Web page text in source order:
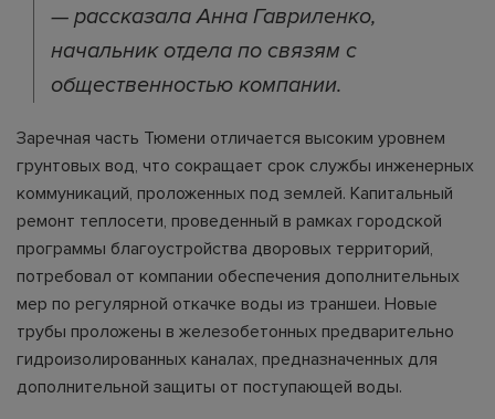
— рассказала Анна Гавриленко,
начальник отдела по связям с
общественностью компании.
Заречная часть Тюмени отличается высоким уровнем
грунтовых вод, что сокращает срок службы инженерных
коммуникаций, проложенных под землей. Капитальный
ремонт теплосети, проведенный в рамках городской
программы благоустройства дворовых территорий,
потребовал от компании обеспечения дополнительных
мер по регулярной откачке воды из траншеи. Новые
трубы проложены в железобетонных предварительно
гидроизолированных каналах, предназначенных для
дополнительной защиты от поступающей воды.